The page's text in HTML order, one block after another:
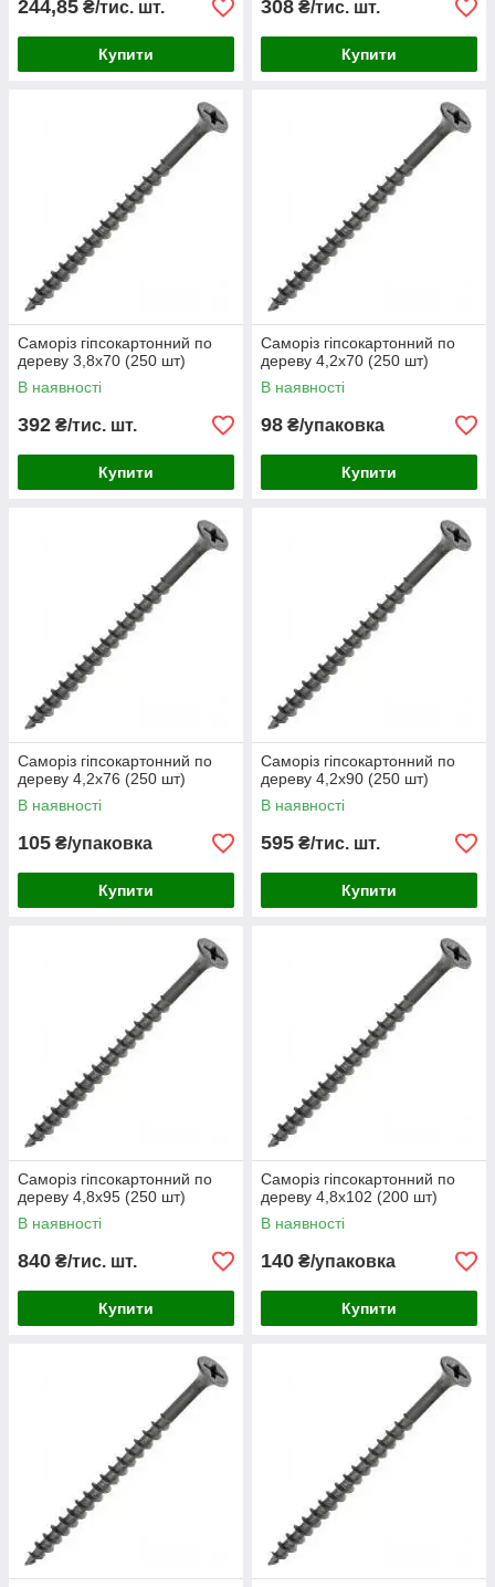
244,85 ₴/тис. шт.
Купити
308 ₴/тис. шт.
Купити
Саморіз гіпсокартонний по
дереву 3,8х70 (250 шт)
В наявності
392 ₴/тис. шт.
Купити
Саморіз гіпсокартонний по
дереву 4,2х70 (250 шт)
В наявності
98 ₴/упаковка
Купити
Саморіз гіпсокартонний по
дереву 4,2х76 (250 шт)
В наявності
105 ₴/упаковка
Купити
Саморіз гіпсокартонний по
дереву 4,2х90 (250 шт)
В наявності
595 ₴/тис. шт.
Купити
Саморіз гіпсокартонний по
дереву 4,8х95 (250 шт)
В наявності
840 ₴/тис. шт.
Купити
Саморіз гіпсокартонний по
дереву 4,8х102 (200 шт)
В наявності
140 ₴/упаковка
Купити